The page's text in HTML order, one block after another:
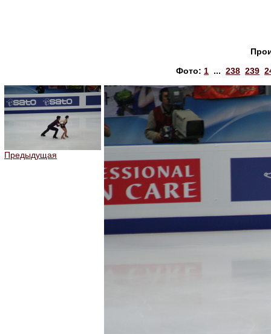
Фото: 1 ... 238 239
Предыдущая